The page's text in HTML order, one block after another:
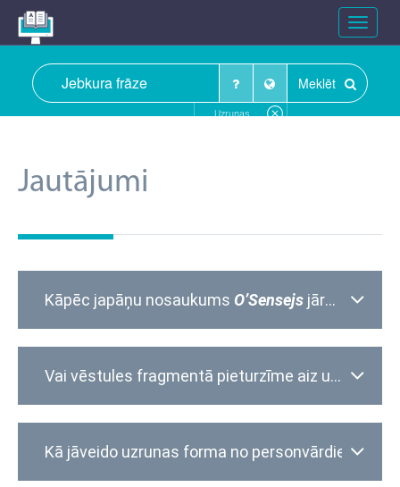
Toggle
Meklēt
Uzrunas
Jautājumi
Kāpēc japāņu nosaukums O’Sensejs jāraksta ar lielajiem sākumburtiem?
Vai vēstules fragmentā pieturzīme aiz uzrunas lietota korekti?
Paldies par jaukajām pusdienām!
Kā jāveido uzrunas forma no personvārdiem